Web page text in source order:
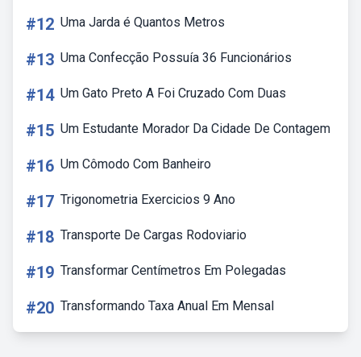
#12 Uma Jarda é Quantos Metros
#13 Uma Confecção Possuía 36 Funcionários
#14 Um Gato Preto A Foi Cruzado Com Duas
#15 Um Estudante Morador Da Cidade De Contagem
#16 Um Cômodo Com Banheiro
#17 Trigonometria Exercicios 9 Ano
#18 Transporte De Cargas Rodoviario
#19 Transformar Centímetros Em Polegadas
#20 Transformando Taxa Anual Em Mensal